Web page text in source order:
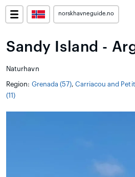
norskhavneguide.no
Sandy Island -
Naturhavn
Region: Grenada (57),Carriacou and
(11)